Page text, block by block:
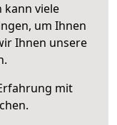
kann viele
um Ihnen
Ihnen unsere
mit
.